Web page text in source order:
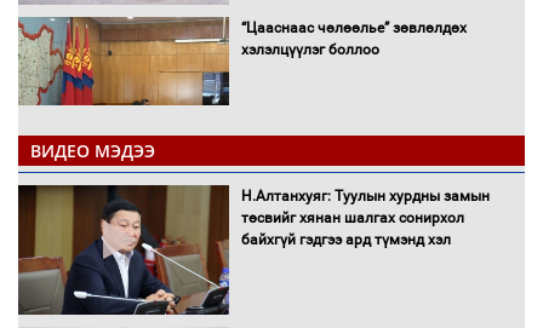
“Цааснаас чөлөөлье” зөвлөлдөх
хэлэлцүүлэг боллоо
"ДЦС-3” ТӨХК-ийн нэн шаардлагатай
“Турбингенератор-5”-ын шинэчлэлийн
төсвийг шийдвэрлэхээр болов
ВИДЕО МЭДЭЭ
Н.Алтанхуяг: Туулын хурдны замын
төсвийг хянан шалгах сонирхол
байхгүй гэдгээ ард түмэнд хэл